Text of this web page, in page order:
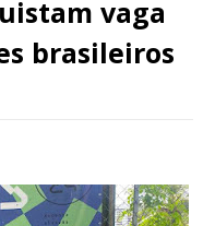
vaga
brasileiros